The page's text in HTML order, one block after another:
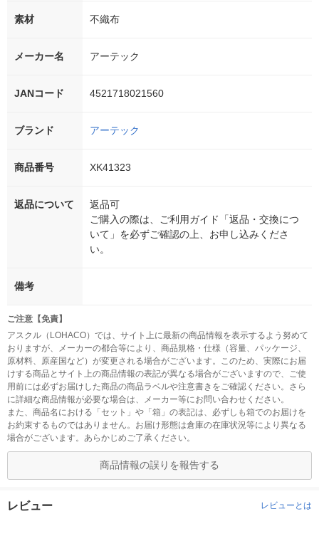
素材 不織布
メーカー名 アーテック
JANコード 4521718021560
ブランド アーテック
商品番号 XK41323
返品について
返品可
ご購入の際は、ご利用ガイド「返品・交換につ
いて」を必ずご確認の上、お申し込みくださ
い。
備考
ご注意【免責】
アスクル（LOHACO）では、サイト上に最新の商品情報を表示するよう努めて
おりますが、メーカーの都合等により、商品規格・仕様（容量、パッケージ、
原材料、原産国など）が変更される場合がございます。このため、実際にお届
けする商品とサイト上の商品情報の表記が異なる場合がございますので、ご使
用前には必ずお届けした商品の商品ラベルや注意書きをご確認ください。さら
に詳細な商品情報が必要な場合は、メーカー等にお問い合わせください。
また、商品名における「セット」や「箱」の表記は、必ずしも箱でのお届けを
お約束するものではありません。お届け形態は倉庫の在庫状況等により異なる
場合がございます。あらかじめご了承ください。
商品情報の誤りを報告する
レビュー レビューとは